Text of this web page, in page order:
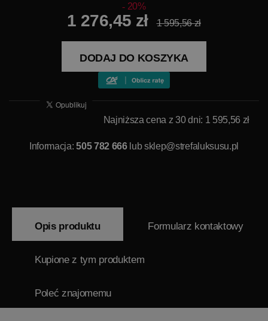
20%
1 276,45 zł 1 595,56 zł
DODAJ DO KOSZYKA
Najniższa cena z 30 dni: 1 595,56 zł
Informacja:505 782 666lubsklep@strefaluksusu.pl
Opis produktu Formularz kontaktowy
Kupione z tym produktem
Poleć znajomemu